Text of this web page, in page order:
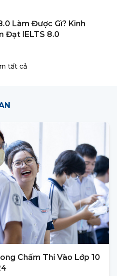
Làm Được Gì? Kinh
Đạt IELTS 8.0
tất cả
Chấm Thi Vào Lớp 10